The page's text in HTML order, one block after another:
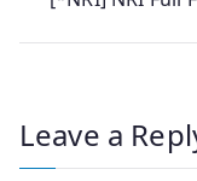
Leave a